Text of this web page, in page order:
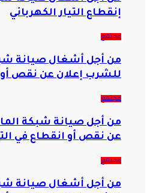
إنقطاع التيار الكهربائي
مجتمع
من أجل أشغال صيانة
للشرب إعلان عن نقص أو
مجتمع
من أجل صيانة شبكة
عن نقص أو انقطاع في
مجتمع
من أجل أشغال صيانة